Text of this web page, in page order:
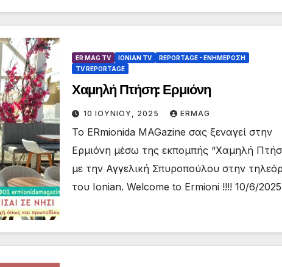
ER MAG TV IONIAN TV
REPORTAGE - EΝΗΜΈΡΩΣΗ
TV REPORTAGE
Χαμηλή Πτήση: Ερμιόνη
10 ΙΟΥΝΊΟΥ, 2025 ERMAG
Το ERmionida MAGazine σας ξεναγεί στην
Ερμιόνη μέσω της εκπομπής “Χαμηλή
με την Αγγελική Σπυροπούλου στην
του Ionian. Welcome to Ermioni !!!! 10/6/2025